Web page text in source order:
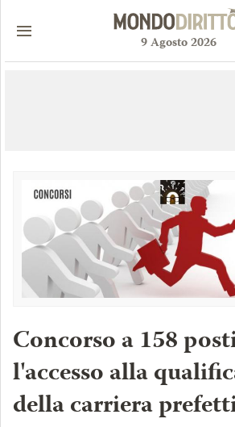
9Agosto2026
Concorso a 158
l'accesso alla
della carriera